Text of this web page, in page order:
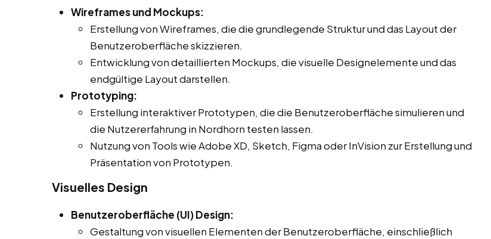
Wireframes und Mockups:
Erstellung von Wireframes, die die grundlegende Struktur und das Layout der
Benutzeroberfläche skizzieren.
Entwicklung von detaillierten Mockups, die visuelle Designelemente und das
endgültige Layout darstellen.
Prototyping:
Erstellung interaktiver Prototypen, die die Benutzeroberfläche simulieren und
die Nutzererfahrung in Nordhorn testen lassen.
Nutzung von Tools wie Adobe XD, Sketch, Figma oder InVision zur Erstellung und
Präsentation von Prototypen.
Visuelles Design
Benutzeroberfläche (UI) Design:
Gestaltung von visuellen Elementen der Benutzeroberfläche, einschließlich